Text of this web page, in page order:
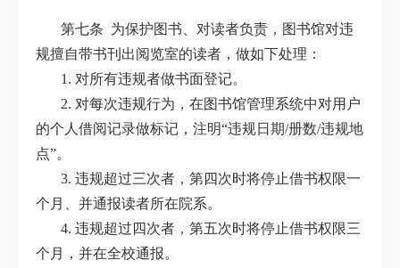
第七条 为保护图书、对读者负责，图书馆对违
规擅自带书刊出阅览室的读者，做如下处理：
1. 对所有违规者做书面登记。
2. 对每次违规行为，在图书馆管理系统中对用户
的个人借阅记录做标记，注明“违规日期/册数/违规地
点”。
3. 违规超过三次者，第四次时将停止借书权限一
个月、并通报读者所在院系。
4. 违规超过四次者，第五次时将停止借书权限三
个月，并在全校通报。